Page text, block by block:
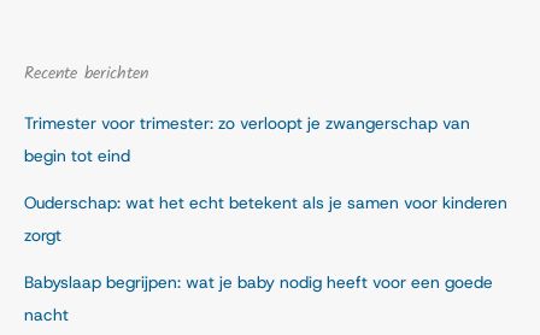
Recente berichten
Trimester voor trimester: zo verloopt je zwangerschap van
begin tot eind
Ouderschap: wat het echt betekent als je samen voor kinderen
zorgt
Babyslaap begrijpen: wat je baby nodig heeft voor een goede
nacht